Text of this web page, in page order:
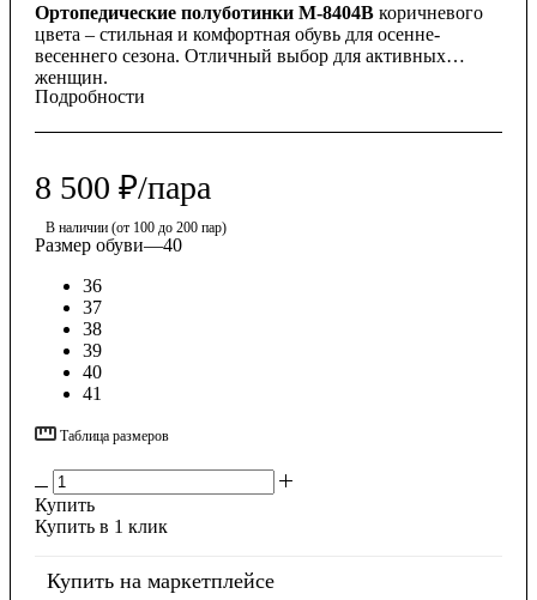
Ортопедические полуботинки М-8404В коричневого
цвета – стильная и комфортная обувь для осенне-
весеннего сезона. Отличный выбор для активных
женщин.
Подробности
8 500 ₽/пара
В наличии (от 100 до 200 пар)
Размер обуви—40
36
37
38
39
40
41
Таблица размеров
Купить
Купить в 1 клик
Купить на маркетплейсе